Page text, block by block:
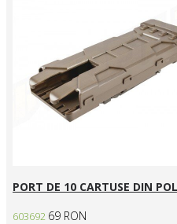
PORT DE 10 CARTUSE DIN
603692 69 RON